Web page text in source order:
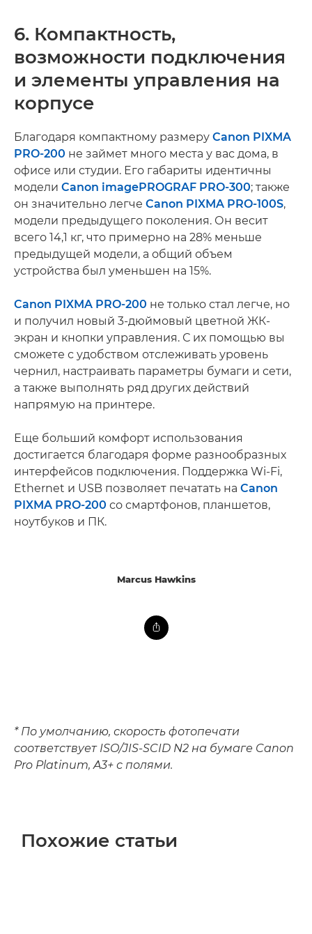
6. Компактность,
возможности подключения
и элементы управления на
корпусе
Благодаря компактному размеру Canon PIXMA
PRO-200 не займет много места у вас дома, в
офисе или студии. Его габариты идентичны
модели Canon imagePROGRAF PRO-300; также
он значительно легче Canon PIXMA PRO-100S,
модели предыдущего поколения. Он весит
всего 14,1 кг, что примерно на 28% меньше
предыдущей модели, а общий объем
устройства был уменьшен на 15%.
Canon PIXMA PRO-200 не только стал легче, но
и получил новый 3-дюймовый цветной ЖК-
экран и кнопки управления. С их помощью вы
сможете с удобством отслеживать уровень
чернил, настраивать параметры бумаги и сети,
а также выполнять ряд других действий
напрямую на принтере.
Еще больший комфорт использования
достигается благодаря форме разнообразных
интерфейсов подключения. Поддержка Wi-Fi,
Ethernet и USB позволяет печатать на Canon
PIXMA PRO-200 со смартфонов, планшетов,
ноутбуков и ПК.
Marcus Hawkins
* По умолчанию, скорость фотопечати
соответствует ISO/JIS-SCID N2 на бумаге Canon
Pro Platinum, A3+ с полями.
Похожие статьи